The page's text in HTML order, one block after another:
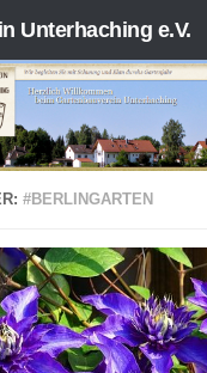
Unterhaching e.V.
#BERLINGARTEN